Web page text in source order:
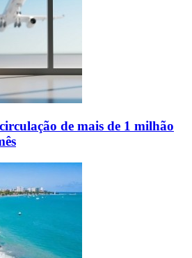
de mais de 1 milhão